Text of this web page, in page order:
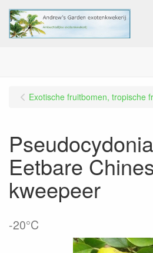
Exotische fruitbomen, tropische
Eetbare
kweepeer
-20°C